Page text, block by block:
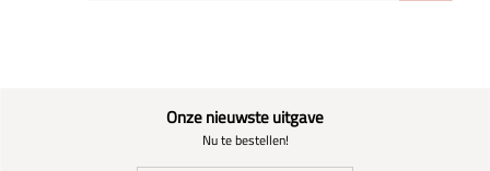
Onze nieuwste uitgave
Nu te bestellen!